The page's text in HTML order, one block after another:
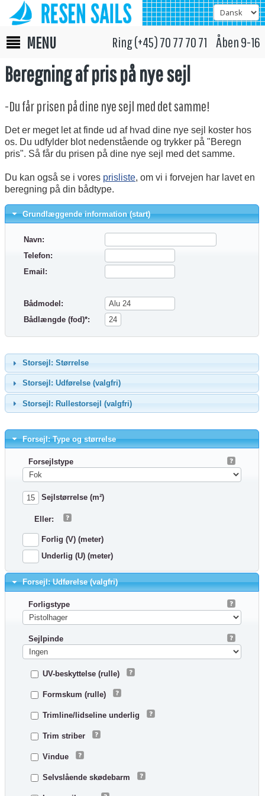
MENU Ring (+45) 70 77 70 71 Åben 9-16
Beregning af pris på nye sejl
-Du får prisen på dine nye sejl med det samme!
Det er meget let at finde ud af hvad dine nye sejl koster hos
os. Du udfylder blot nedenstående og trykker på "Beregn
pris". Så får du prisen på dine nye sejl med det samme.
Du kan også se i vores prisliste, om vi i forvejen har lavet en
beregning på din bådtype.
Grundlæggende information (start)
Navn:
Telefon:
Email:
Bådmodel:
Bådlængde (fod)*:
Storsejl: Størrelse
Storsejl: Udførelse (valgfri)
Storsejl: Rullestorsejl (valgfri)
Forsejl: Type og størrelse
Forsejlstype
Sejlstørrelse (m²)
Eller:
Forlig (V) (meter)
Underlig (U) (meter)
Forsejl: Udførelse (valgfri)
Forligstype
Sejlpinde
UV-beskyttelse (rulle)
Formskum (rulle)
Trimline/lidseline underlig
Trim striber
Vindue
Selvslående skødebarm